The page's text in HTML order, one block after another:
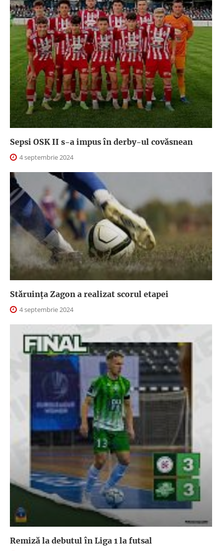
Sepsi OSK II s-a impus în derby-ul covăsnean
4 septembrie 2024
Stăruința Zagon a realizat scorul etapei
4 septembrie 2024
Remiză la debutul în Liga 1 la futsal